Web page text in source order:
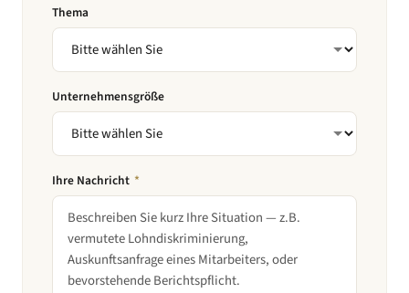
Thema
Unternehmensgröße
Ihre Nachricht *